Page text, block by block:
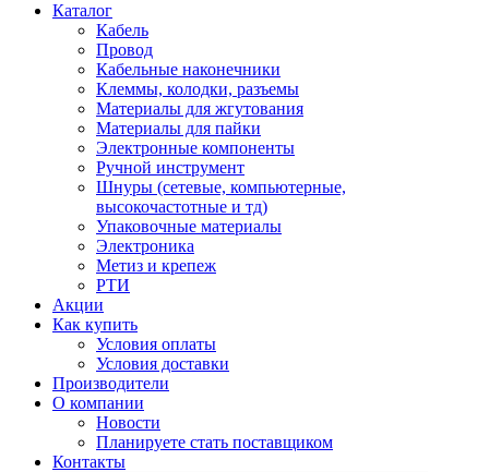
Каталог
Кабель
Провод
Кабельные наконечники
Клеммы, колодки, разъемы
Материалы для жгутования
Материалы для пайки
Электронные компоненты
Ручной инструмент
Шнуры (сетевые, компьютерные,
высокочастотные и тд)
Упаковочные материалы
Электроника
Метиз и крепеж
РТИ
Акции
Как купить
Условия оплаты
Условия доставки
Производители
О компании
Новости
Планируете стать поставщиком
Контакты